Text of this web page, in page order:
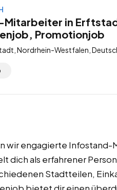
in
Promotionjob
Nordrhein-Westfalen,
wir engagierte
dich als erfahrener
Stadtteilen,